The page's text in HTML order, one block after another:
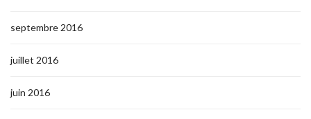
septembre 2016
juillet 2016
juin 2016